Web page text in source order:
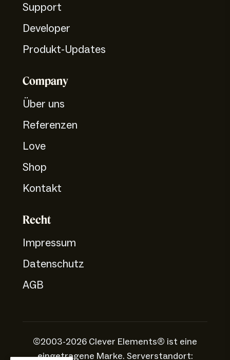
Support
Developer
Produkt-Updates
Company
Über uns
Referenzen
Love
Shop
Kontakt
Recht
Impressum
Datenschutz
AGB
©2003-2026 Clever Elements® ist eine
eingetragene Marke. Serverstandort: